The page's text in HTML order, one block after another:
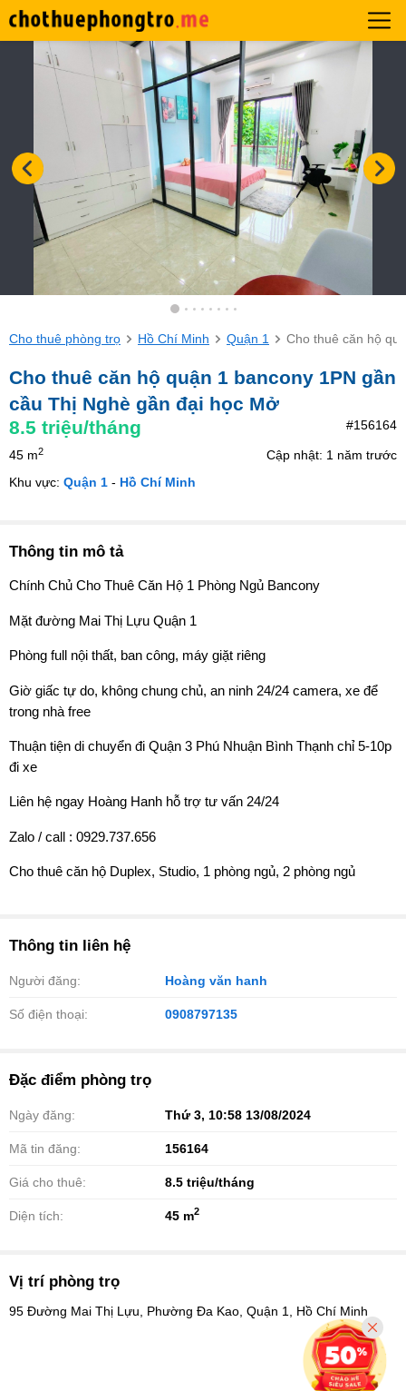
Cho thuê phòng trọ Hồ Chí Minh Quận 1 Cho thuê căn hộ
Cho thuê căn hộ quận 1 bancony 1PN gần
cầu Thị Nghè gần đại học Mở
8.5 triệu/tháng #156164
45 m2
Cập nhật: 1 năm trước
Khu vực: Quận 1 - Hồ Chí Minh
Thông tin mô tả
Chính Chủ Cho Thuê Căn Hộ 1 Phòng Ngủ Bancony
Mặt đường Mai Thị Lựu Quận 1
Phòng full nội thất, ban công, máy giặt riêng
Giờ giấc tự do, không chung chủ, an ninh 24/24 camera, xe để
trong nhà free
Thuận tiện di chuyển đi Quận 3 Phú Nhuận Bình Thạnh chỉ 5-10p
đi xe
Liên hệ ngay Hoàng Hanh hỗ trợ tư vấn 24/24
Zalo / call : 0929.737.656
Cho thuê căn hộ Duplex, Studio, 1 phòng ngủ, 2 phòng ngủ
Thông tin liên hệ
Người đăng: Hoàng văn hanh
Số điện thoại: 0908797135
Đặc điểm phòng trọ
Ngày đăng: Thứ 3, 10:58 13/08/2024
Mã tin đăng: 156164
Giá cho thuê: 8.5 triệu/tháng
Diện tích: 45 m2
Vị trí phòng trọ
95 Đường Mai Thị Lựu, Phường Đa Kao, Quận 1, Hồ Chí Minh